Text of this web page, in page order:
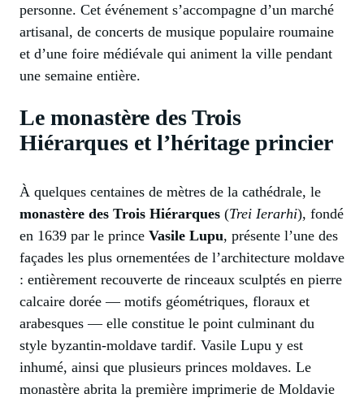
personne. Cet événement s’accompagne d’un marché
artisanal, de concerts de musique populaire roumaine
et d’une foire médiévale qui animent la ville pendant
une semaine entière.
Le monastère des Trois
Hiérarques et l’héritage princier
À quelques centaines de mètres de la cathédrale, le
monastère des Trois Hiérarques (Trei Ierarhi), fondé
en 1639 par le prince Vasile Lupu, présente l’une des
façades les plus ornementées de l’architecture moldave
: entièrement recouverte de rinceaux sculptés en pierre
calcaire dorée — motifs géométriques, floraux et
arabesques — elle constitue le point culminant du
style byzantin-moldave tardif. Vasile Lupu y est
inhumé, ainsi que plusieurs princes moldaves. Le
monastère abrita la première imprimerie de Moldavie